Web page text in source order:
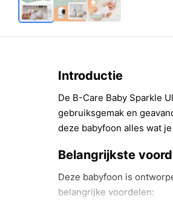
Introductie
De B-Care Baby Sparkle
gebruiksgemak en
deze babyfoon alles wat
Belangrijkste
Deze babyfoon is
belangrijke voordelen: